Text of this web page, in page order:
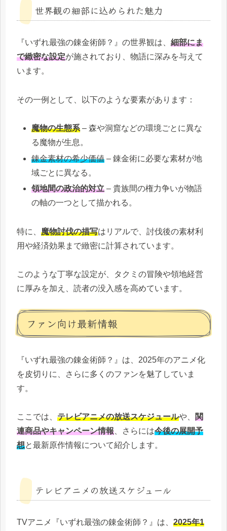
世界観の細部に込められた魅力
『いずれ最強の錬金術師？』の世界観は、 細部にま
で緻密な設定が施されており、物語に深みを与えて
います。
その一例として、以下のような要素があります：
魔物の生態系 – 森や洞窟などの環境ごとに異な
る魔物が生息。
錬金素材の希少価値 – 錬金術に必要な素材が地
域ごとに異なる。
領地間の政治的対立 – 貴族間の権力争いが物語
の軸の一つとして描かれる。
特に、 魔物討伐の描写はリアルで、討伐後の素材利
用や経済効果まで緻密に計算されています。
このような丁寧な設定が、タクミの冒険や領地経営
に厚みを加え、読者の没入感を高めています。
ファン向け最新情報
『いずれ最強の錬金術師？』は、2025年のアニメ化
を皮切りに、さらに多くのファンを魅了していま
す。
ここでは、 テレビアニメの放送スケジュールや、 関
連商品やキャンペーン情報 、さらには今後の展開予
想と最新原作情報について紹介します。
テレビアニメの放送スケジュール
TVアニメ『いずれ最強の錬金術師？』は、 2025年1